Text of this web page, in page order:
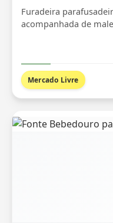
Furadeira
acompanhada de
Mercado Livre